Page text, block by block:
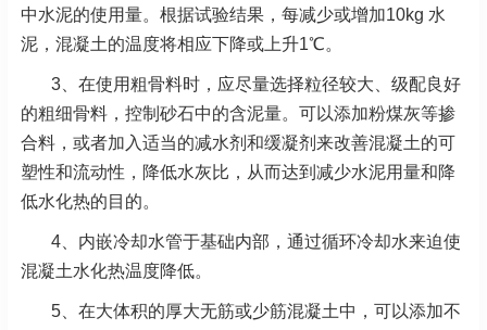
中水泥的使用量。根据试验结果，每减少或增加10kg 水
泥，混凝土的温度将相应下降或上升1℃。
3、在使用粗骨料时，应尽量选择粒径较大、级配良好
的粗细骨料，控制砂石中的含泥量。可以添加粉煤灰等掺
合料，或者加入适当的减水剂和缓凝剂来改善混凝土的可
塑性和流动性，降低水灰比，从而达到减少水泥用量和降
低水化热的目的。
4、内嵌冷却水管于基础内部，通过循环冷却水来迫使
混凝土水化热温度降低。
5、在大体积的厚大无筋或少筋混凝土中，可以添加不